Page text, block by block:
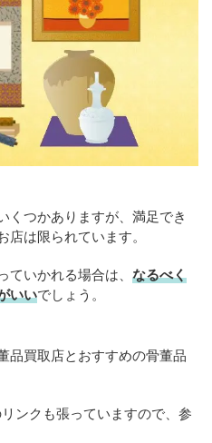
くつかありますが、満足でき
は限られています。
いかれる場合は、 なるべく
いいでしょう。
品買取店とおすすめの骨董品
ンクも張っていますので、参